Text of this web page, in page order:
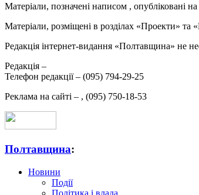
Матеріали, позначені написом , опубліковані
Матеріали, розміщені в розділах «Проекти» та
Редакція інтернет-видання «Полтавщина» не
Редакція –
Телефон редакції – (095) 794-29-25
Реклама на сайті – , (095) 750-18-53
Полтавщина:
Новини
Події
Політика і влада